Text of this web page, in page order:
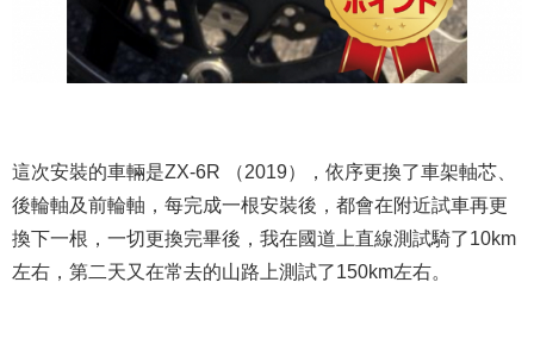
這次安裝的車輛是ZX-6R （2019），依序更換了車架軸芯、
後輪軸及前輪軸，每完成一根安裝後，都會在附近試車再更
換下一根，一切更換完畢後，我在國道上直線測試騎了10km
左右，第二天又在常去的山路上測試了150km左右。